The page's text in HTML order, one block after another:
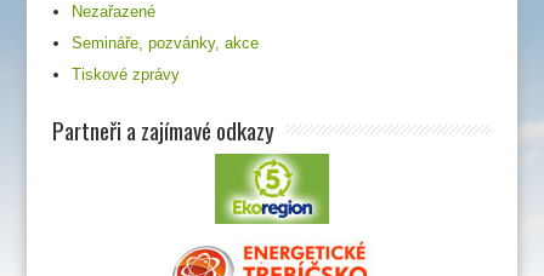
Nezařazené
Semináře, pozvánky, akce
Tiskové zprávy
Partneři a zajímavé odkazy